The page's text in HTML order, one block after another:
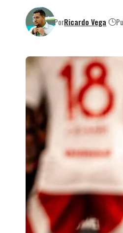
PorRicardo Vega